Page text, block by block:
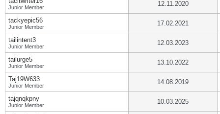
Junior Member 12.11.2020
tackyepic56
Junior Member 17.02.2021
tailintent3
Junior Member 12.03.2023
tailurge5
Junior Member 13.10.2022
Taj19W633
Junior Member 14.08.2019
tajqnqkpny
Junior Member 10.03.2025